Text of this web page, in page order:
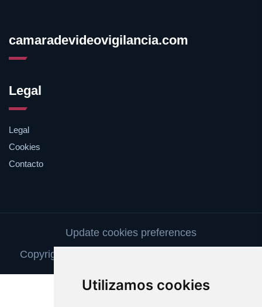
Utilizamos cookies
camaradevideovigilancia.com
Legal
Legal
Cookies
Contacto
Update cookies preferences
Copyright © 2025 camaradevideovigilancia.com